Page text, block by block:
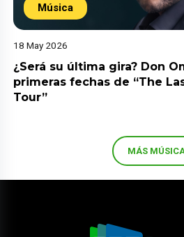
Música
18 May 2026
¿Será su última gira? Don
primeras fechas de “The
Tour”
MÁS